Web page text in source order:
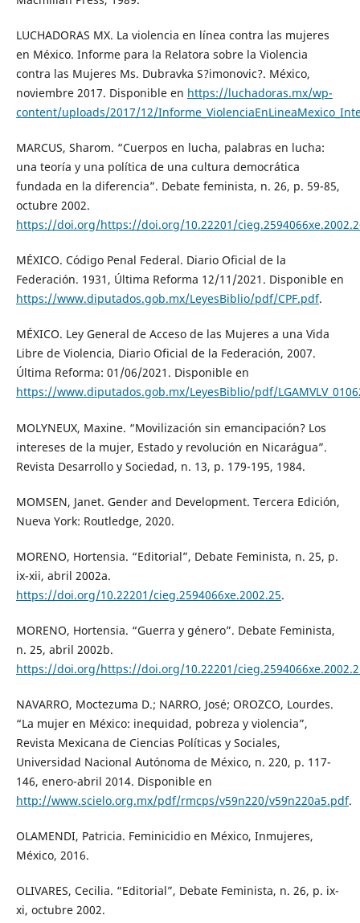
LUCHADORAS MX. La violencia en línea contra las mujeres
en México. Informe para la Relatora sobre la Violencia
contra las Mujeres Ms. Dubravka S?imonovic?. México,
noviembre 2017. Disponible en https://luchadoras.mx/wp-
content/uploads/2017/12/
MARCUS, Sharom. “Cuerpos en lucha, palabras en lucha:
una teoría y una política de una cultura democrática
fundada en la diferencia”. Debate feminista, n. 26, p. 59-85,
octubre 2002.
https://doi.org/https://doi.org/10.22201/
MÉXICO. Código Penal Federal. Diario Oficial de la
Federación. 1931, Última Reforma 12/11/2021. Disponible en
https://www.diputados.gob.mx/LeyesBiblio/pdf/CPF.pdf.
MÉXICO. Ley General de Acceso de las Mujeres a una Vida
Libre de Violencia, Diario Oficial de la Federación, 2007.
Última Reforma: 01/06/2021. Disponible en
https://www.diputados.gob.mx/LeyesBiblio/pdf/
MOLYNEUX, Maxine. “Movilización sin emancipación? Los
intereses de la mujer, Estado y revolución en Nicarágua”.
Revista Desarrollo y Sociedad, n. 13, p. 179-195, 1984.
MOMSEN, Janet. Gender and Development. Tercera Edición,
Nueva York: Routledge, 2020.
MORENO, Hortensia. “Editorial”, Debate Feminista, n. 25, p.
ix-xii, abril 2002a.
https://doi.org/10.22201/cieg.2594066xe.2002.25.
MORENO, Hortensia. “Guerra y género”. Debate Feminista,
n. 25, abril 2002b.
https://doi.org/https://doi.org/10.22201/
NAVARRO, Moctezuma D.; NARRO, José; OROZCO, Lourdes.
“La mujer en México: inequidad, pobreza y violencia”,
Revista Mexicana de Ciencias Políticas y Sociales,
Universidad Nacional Autónoma de México, n. 220, p. 117-
146, enero-abril 2014. Disponible en
http://www.scielo.org.mx/pdf/rmcps/v59n220/v59n220a5.pdf.
OLAMENDI, Patricia. Feminicidio en México, Inmujeres,
México, 2016.
OLIVARES, Cecilia. “Editorial”, Debate Feminista, n. 26, p. ix-
xi, octubre 2002.